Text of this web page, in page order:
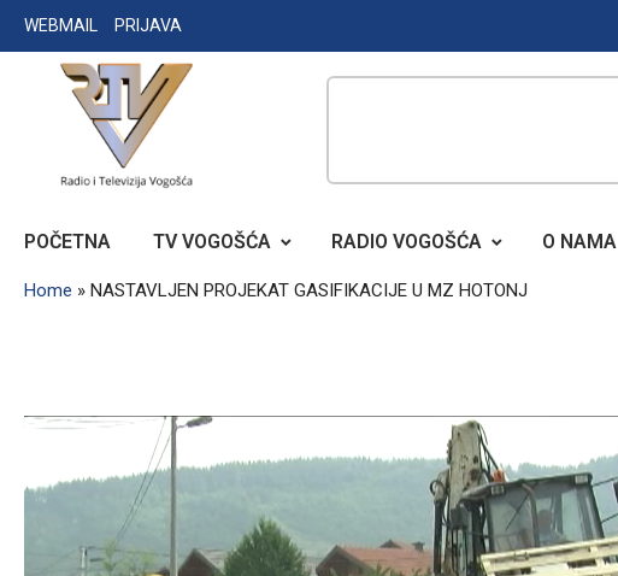
Skip
to
WEBMAIL PRIJAVA
RADIO TELEVIZIJA VOGOŠĆA
POČETNA TV VOGOŠĆA RADIO VOGOŠĆA O NAMA
Home » NASTAVLJEN PROJEKAT GASIFIKACIJE U MZ HOTONJ